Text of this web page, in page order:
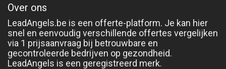
Over ons
LeadAngels.be is een offerte-platform. Je kan hier
snel en eenvoudig verschillende offertes vergelijken
via 1 prijsaanvraag bij betrouwbare en
gecontroleerde bedrijven op gezondheid.
LeadAngels is een geregistreerd merk.